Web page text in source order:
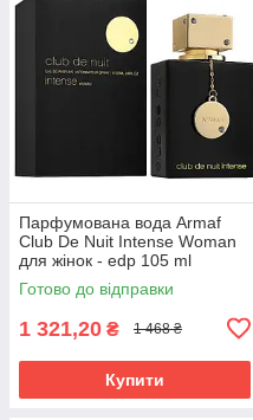
Парфумована вода Armaf
Club De Nuit Intense Woman
для жінок - edp 105 ml
Готово до відправки
1 321,20 ₴ 1 468 ₴
Купити